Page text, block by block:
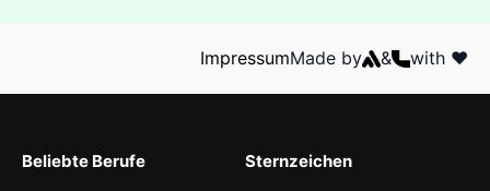
ImpressumMade by & with ❤️
Beliebte Berufe Sternzeichen